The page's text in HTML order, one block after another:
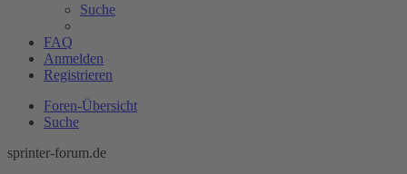
Suche
FAQ
Anmelden
Registrieren
Foren-Übersicht
Suche
sprinter-forum.de